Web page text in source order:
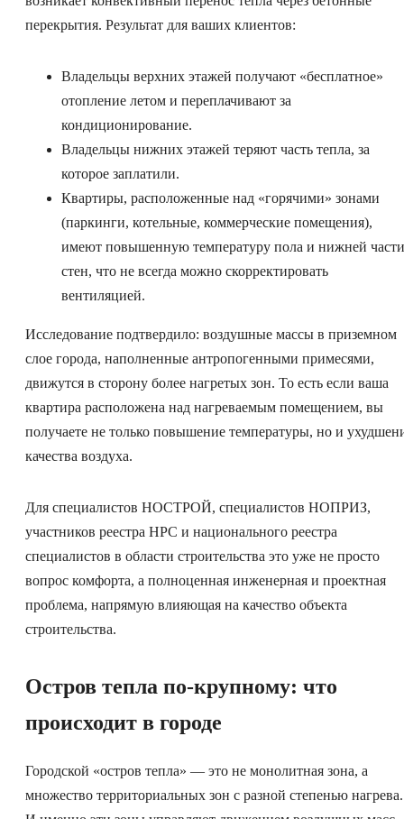
перекрытия. Результат для ваших клиентов:
Владельцы верхних этажей получают «бесплатное»
отопление летом и переплачивают за
кондиционирование.
Владельцы нижних этажей теряют часть тепла, за
которое заплатили.
Квартиры, расположенные над «горячими» зонами
(паркинги, котельные, коммерческие помещения),
имеют повышенную температуру пола и нижней части
стен, что не всегда можно скорректировать
вентиляцией.
Исследование подтвердило: воздушные массы в приземном
слое города, наполненные антропогенными примесями,
движутся в сторону более нагретых зон. То есть если ваша
квартира расположена над нагреваемым помещением, вы
получаете не только повышение температуры, но и
качества воздуха.
Для специалистов НОСТРОЙ, специалистов НОПРИЗ,
участников реестра НРС и национального реестра
специалистов в области строительства это уже не просто
вопрос комфорта, а полноценная инженерная и проектная
проблема, напрямую влияющая на качество объекта
строительства.
Остров тепла по-крупному: что
происходит в городе
Городской «остров тепла» — это не монолитная зона, а
множество территориальных зон с разной степенью нагрева.